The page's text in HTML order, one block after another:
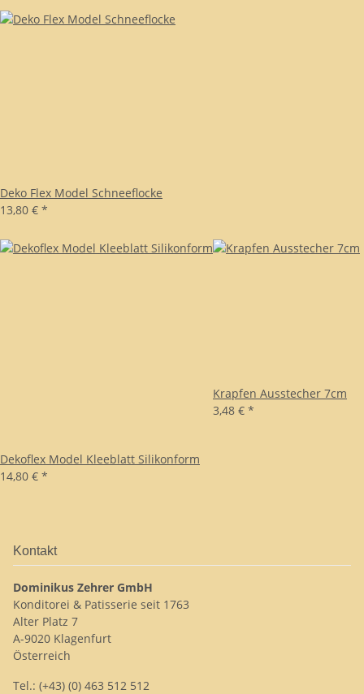
Deko Flex Model Schneeflocke
13,80 € *
Dekoflex Model Kleeblatt Silikonform
14,80 € *
Krapfen Ausstecher 7cm
3,48 € *
Kontakt
Dominikus Zehrer GmbH
Konditorei & Patisserie seit 1763
Alter Platz 7
A-9020 Klagenfurt
Österreich
Tel.: (+43) (0) 463 512 512